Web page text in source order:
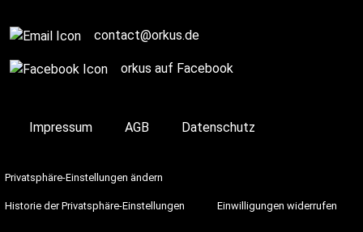
contact@orkus.de
orkus auf Facebook
Impressum AGB Datenschutz
Privatsphäre-Einstellungen ändern
Historie der Privatsphäre-Einstellungen Einwilligungen widerrufen